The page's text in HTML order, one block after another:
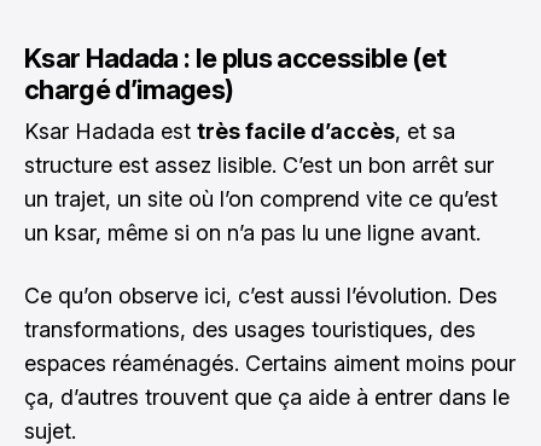
Ksar Hadada : le plus accessible (et
chargé d’images)
Ksar Hadada est très facile d’accès, et sa
structure est assez lisible. C’est un bon arrêt sur
un trajet, un site où l’on comprend vite ce qu’est
un ksar, même si on n’a pas lu une ligne avant.
Ce qu’on observe ici, c’est aussi l’évolution. Des
transformations, des usages touristiques, des
espaces réaménagés. Certains aiment moins pour
ça, d’autres trouvent que ça aide à entrer dans le
sujet.